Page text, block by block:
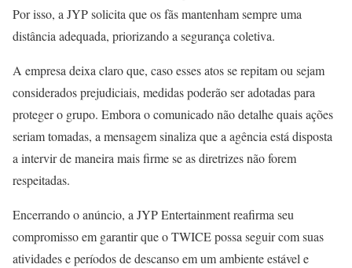
Por isso, a JYP solicita que os fãs mantenham sempre uma
distância adequada, priorizando a segurança coletiva.
A empresa deixa claro que, caso esses atos se repitam ou sejam
considerados prejudiciais, medidas poderão ser adotadas para
proteger o grupo. Embora o comunicado não detalhe quais ações
seriam tomadas, a mensagem sinaliza que a agência está disposta
a intervir de maneira mais firme se as diretrizes não forem
respeitadas.
Encerrando o anúncio, a JYP Entertainment reafirma seu
compromisso em garantir que o TWICE possa seguir com suas
atividades e períodos de descanso em um ambiente estável e